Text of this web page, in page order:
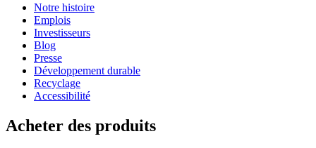
Notre histoire
Emplois
Investisseurs
Blog
Presse
Développement durable
Recyclage
Accessibilité
Acheter des produits